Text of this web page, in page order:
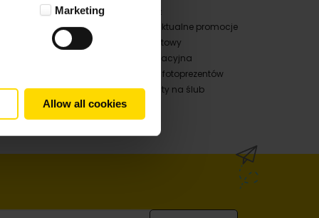
Marketing
Allow all cookies
na rocznicę ślubu
na 30 urodziny
cytaty o rodzinie
prezent? 10 pomysłów
PROMOCJE
Sprawdź aktualne promocje
Cennik hurtowy
Oferta wakacyjna
Bestsellery fotoprezentów
Fotoprezenty na ślub